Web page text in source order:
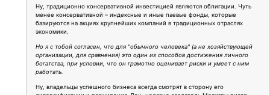
Ну, традиционно консервативной инвестицией являются облигации. Чуть
менее консервативной – индексные и иные паевые фонды, которые
базируются на акциях крупнейших компаний в традиционных отраслях
экономики.
Но я с тобой согласен, что для "обычного человека" (а не хозяйствующей
организации, для сравнения) это один из способов достижения личного
богатства, при условии, что он грамотно оценивает риски и умеет с ним
работать.
Ну, владельцы успешного бизнеса всегда смотрят в сторону его